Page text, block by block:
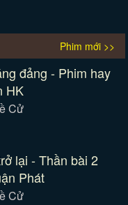
Phim mới >>
đảng - Phim hay
HK
Cử
lại - Thần bài 2
Phát
Cử